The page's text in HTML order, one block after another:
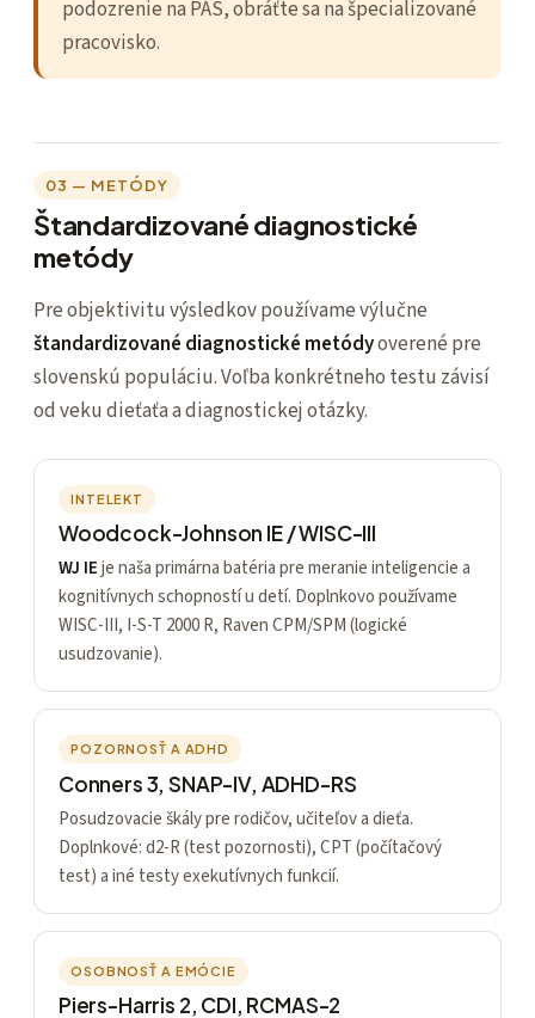
podozrenie na PAS, obráťte sa na špecializované
pracovisko.
03 — METÓDY
Štandardizované diagnostické
metódy
Pre objektivitu výsledkov používame výlučne
štandardizované diagnostické metódyoverené pre
slovenskú populáciu. Voľba konkrétneho testu závisí
od veku dieťaťa a diagnostickej otázky.
INTELEKT
Woodcock-Johnson IE / WISC-III
WJ IEje naša primárna batéria pre meranie inteligencie a
kognitívnych schopností u detí. Doplnkovo používame
WISC-III, I-S-T 2000 R, Raven CPM/SPM (logické
usudzovanie).
POZORNOSŤ A ADHD
Conners 3, SNAP-IV, ADHD-RS
Posudzovacie škály pre rodičov, učiteľov a dieťa.
Doplnkové: d2-R (test pozornosti), CPT (počítačový
test) a iné testy exekutívnych funkcií.
OSOBNOSŤ A EMÓCIE
Piers-Harris 2, CDI, RCMAS-2